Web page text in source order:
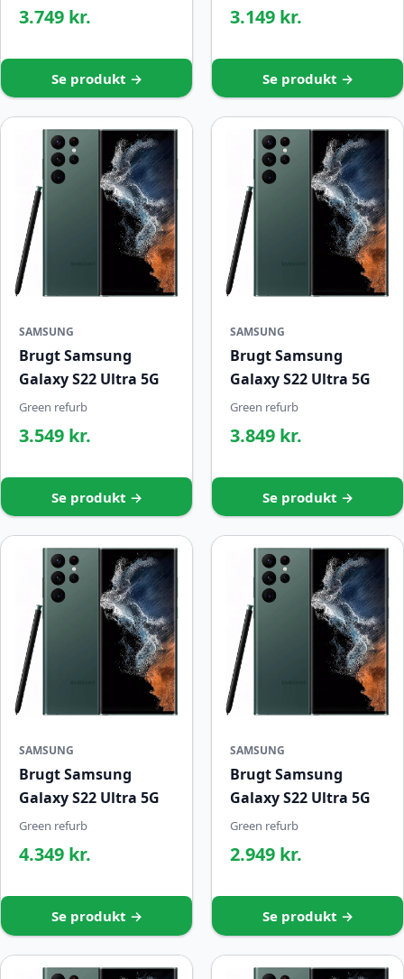
3.749 kr.
Se produkt →
3.149 kr.
Se produkt →
SAMSUNG
Brugt Samsung
Galaxy S22 Ultra 5G
Green refurb
3.549 kr.
Se produkt →
SAMSUNG
Brugt Samsung
Galaxy S22 Ultra 5G
Green refurb
3.849 kr.
Se produkt →
SAMSUNG
Brugt Samsung
Galaxy S22 Ultra 5G
Green refurb
4.349 kr.
Se produkt →
SAMSUNG
Brugt Samsung
Galaxy S22 Ultra 5G
Green refurb
2.949 kr.
Se produkt →